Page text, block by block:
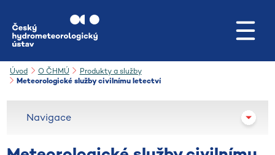
Úvod O ČHMÚ
Produkty a služby
Meteorologické služby civilnímu letectví
Navigace